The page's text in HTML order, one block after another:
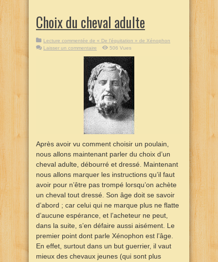
Choix du cheval adulte
Lecture commentée de « De l’équitation » de Xénophon
Laisser un commentaire
506 Vues
Après avoir vu comment choisir un poulain,
nous allons maintenant parler du choix d’un
cheval adulte, débourré et dressé. Maintenant
nous allons marquer les instructions qu’il faut
avoir pour n’être pas trompé lorsqu’on achète
un cheval tout dressé. Son âge doit se savoir
d’abord ; car celui qui ne marque plus ne flatte
d’aucune espérance, et l’acheteur ne peut,
dans la suite, s’en défaire aussi aisément. Le
premier point dont parle Xénophon est l’âge.
En effet, surtout dans un but guerrier, il vaut
mieux des chevaux jeunes (qui sont plus